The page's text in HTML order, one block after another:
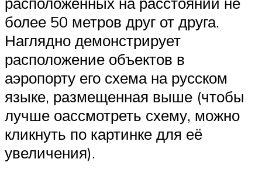
более 50 метров друг от друга.
Наглядно демонстрирует
расположение объектов в
аэропорту его схема на русском
языке, размещенная выше (чтобы
лучше оассмотреть схему, можно
кликнуть по картинке для её
увеличения).